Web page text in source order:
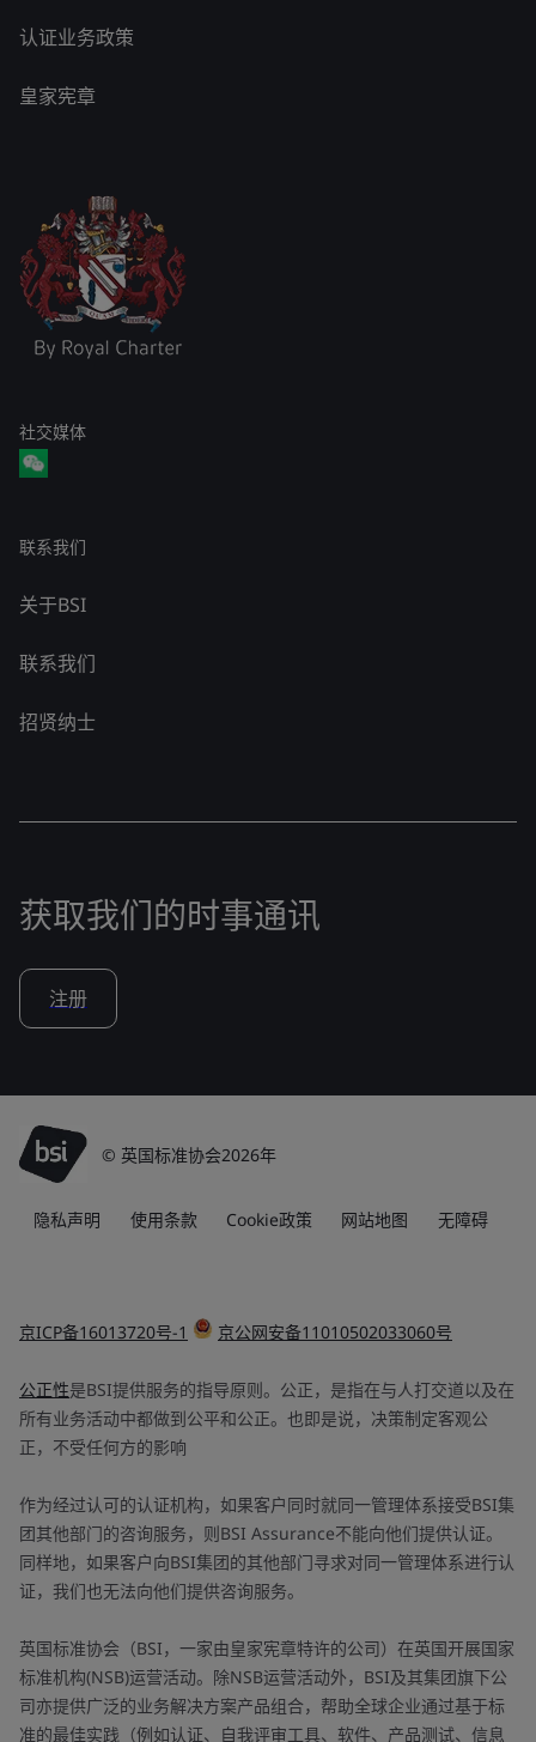
认证业务政策
皇家宪章
社交媒体
联系我们
关于BSI
联系我们
招贤纳士
获取我们的时事通讯
注册
© 英国标准协会2026年
隐私声明 使用条款 Cookie政策 网站地图 无障碍
京ICP备16013720号-1 京公网安备11010502033060号
公正性是BSI提供服务的指导原则。公正，是指在与人打交道以及在
所有业务活动中都做到公平和公正。也即是说，决策制定客观公
正，不受任何方的影响
作为经过认可的认证机构，如果客户同时就同一管理体系接受BSI集
团其他部门的咨询服务，则BSI Assurance不能向他们提供认证。
同样地，如果客户向BSI集团的其他部门寻求对同一管理体系进行认
证，我们也无法向他们提供咨询服务。
英国标准协会（BSI，一家由皇家宪章特许的公司）在英国开展国家
标准机构(NSB)运营活动。除NSB运营活动外，BSI及其集团旗下公
司亦提供广泛的业务解决方案产品组合，帮助全球企业通过基于标
准的最佳实践（例如认证、自我评审工具、软件、产品测试、信息